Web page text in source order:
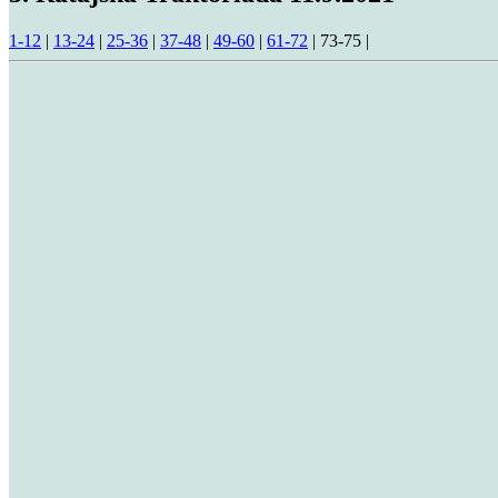
1-12 | 13-24 | 25-36 | 37-48 | 49-60 | 61-72 | 73-75 |